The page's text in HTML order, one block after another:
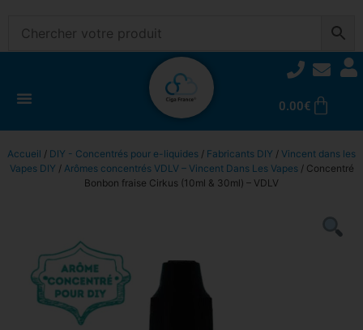
0.00€
Accueil / DIY - Concentrés pour e-liquides / Fabricants DIY / Vincent dans les
Vapes DIY / Arômes concentrés VDLV – Vincent Dans Les Vapes/ Concentré
Bonbon fraise Cirkus (10ml & 30ml) – VDLV